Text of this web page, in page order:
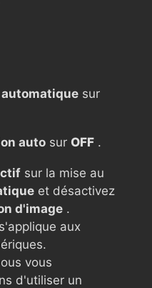
automatique sur
auto sur OFF .
sur la mise au
et désactivez
d'image .
aux
vous
d'utiliser un